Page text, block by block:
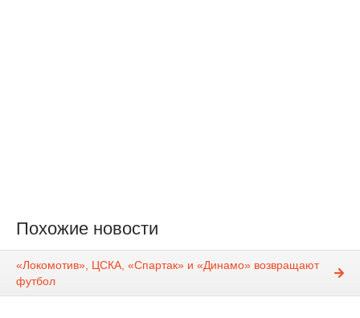
Похожие новости
«Локомотив», ЦСКА, «Спартак» и «Динамо» возвращают
футбол